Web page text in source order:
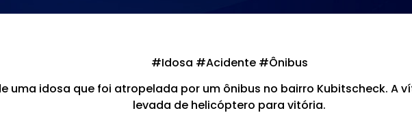
#Idosa #Acidente #Ônibus
uma idosa que foi atropelada por um ônibus no bairro Kubitscheck. A
levada de helicóptero para vitória.